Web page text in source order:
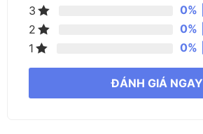
3
0%
2
0%
1
0%
ĐÁNH GIÁ NGAY